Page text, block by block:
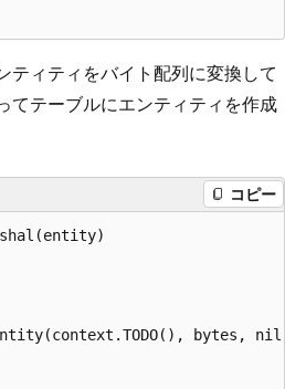
ティティをバイト配列に変換して
てテーブルにエンティティを作成
コピー
bytes,